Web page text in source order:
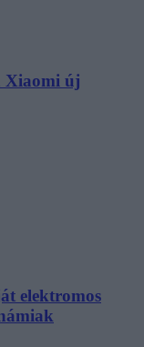
Xiaomi új
elektromos